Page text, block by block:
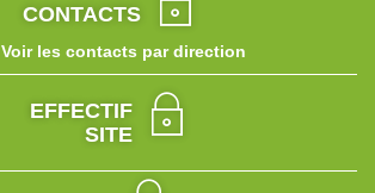
CONTACTS
Voir les contacts par direction
EFFECTIF
SITE